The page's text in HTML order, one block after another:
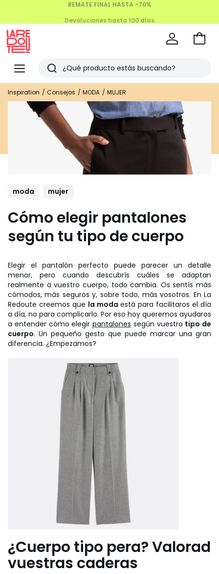
Menu
Redoute
Buscar
Últimos
artículos
vistos
Ir
Inspiration Consejos MODA MUJER
moda mujer
Cómo elegir pantalones
según tu tipo de cuerpo
Elegir el pantalón perfecto puede parecer un detalle
menor, pero cuando descubrís cuáles se adaptan
realmente a vuestro cuerpo, todo cambia. Os sentís más
cómodos, más seguros y, sobre todo, más vosotros. En La
Redoute creemos que la moda está para facilitaros el día
a día, no para complicarlo. Por eso hoy queremos ayudaros
a entender cómo elegir pantalones según vuestro tipo de
cuerpo. Un pequeño gesto que puede marcar una gran
diferencia. ¿Empezamos?
¿Cuerpo tipo pera? Valorad
vuestras caderas